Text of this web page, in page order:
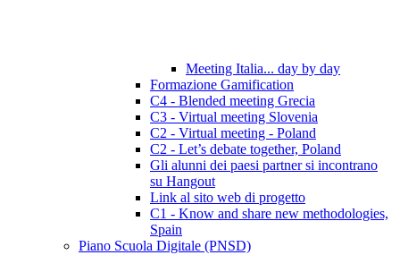
Meeting Italia... day by day
Formazione Gamification
C4 - Blended meeting Grecia
C3 - Virtual meeting Slovenia
C2 - Virtual meeting - Poland
C2 - Let’s debate together, Poland
Gli alunni dei paesi partner si incontrano
su Hangout
Link al sito web di progetto
C1 - Know and share new methodologies,
Spain
Piano Scuola Digitale (PNSD)